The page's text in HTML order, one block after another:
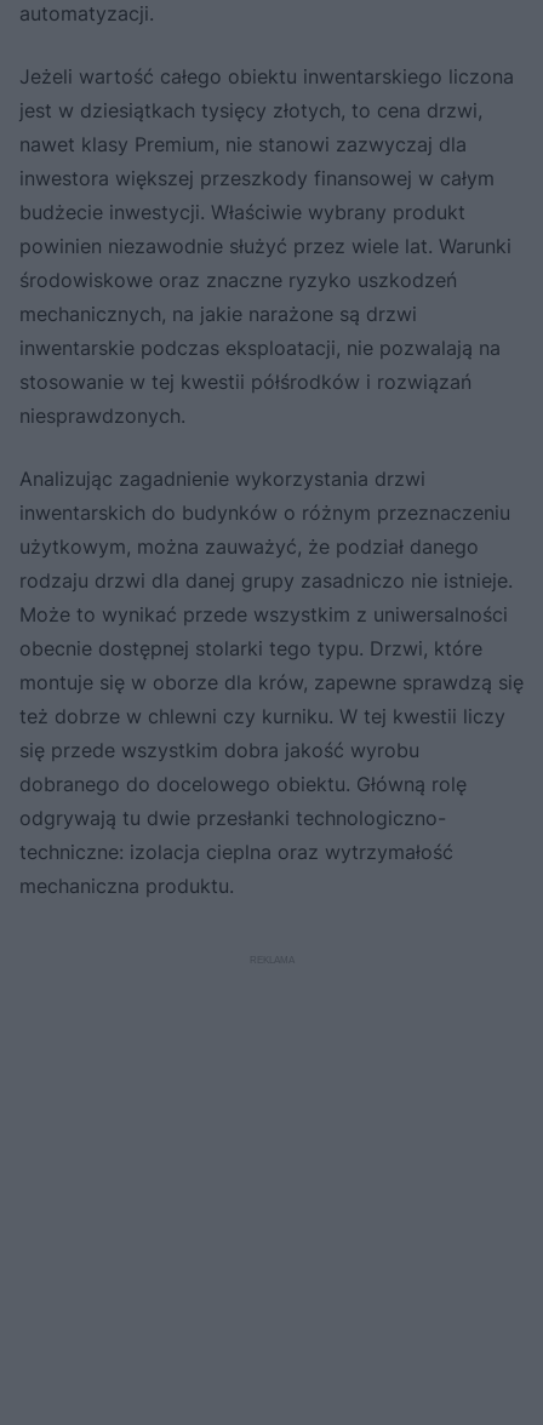
automatyzacji.
Jeżeli wartość całego obiektu inwentarskiego liczona
jest w dziesiątkach tysięcy złotych, to cena drzwi,
nawet klasy Premium, nie stanowi zazwyczaj dla
inwestora większej przeszkody finansowej w całym
budżecie inwestycji. Właściwie wybrany produkt
powinien niezawodnie służyć przez wiele lat. Warunki
środowiskowe oraz znaczne ryzyko uszkodzeń
mechanicznych, na jakie narażone są drzwi
inwentarskie podczas eksploatacji, nie pozwalają na
stosowanie w tej kwestii półśrodków i rozwiązań
niesprawdzonych.
Analizując zagadnienie wykorzystania drzwi
inwentarskich do budynków o różnym przeznaczeniu
użytkowym, można zauważyć, że podział danego
rodzaju drzwi dla danej grupy zasadniczo nie istnieje.
Może to wynikać przede wszystkim z uniwersalności
obecnie dostępnej stolarki tego typu. Drzwi, które
montuje się w oborze dla krów, zapewne sprawdzą się
też dobrze w chlewni czy kurniku. W tej kwestii liczy
się przede wszystkim dobra jakość wyrobu
dobranego do docelowego obiektu. Główną rolę
odgrywają tu dwie przesłanki technologiczno-
techniczne: izolacja cieplna oraz wytrzymałość
mechaniczna produktu.